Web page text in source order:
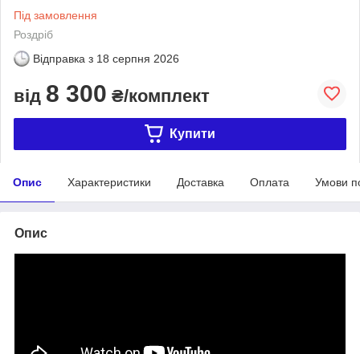
Під замовлення
Роздріб
Відправка з 18 серпня 2026
від 8 300 ₴/комплект
Купити
Опис Характеристики Доставка Оплата Умови
Опис